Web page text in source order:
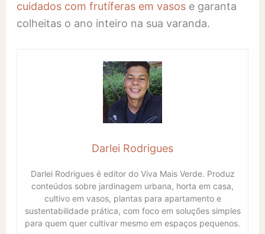
cuidados com frutíferas em vasose garanta
colheitas o ano inteiro na sua varanda.
Darlei Rodrigues
Darlei Rodrigues é editor do Viva Mais Verde. Produz
conteúdos sobre jardinagem urbana, horta em casa,
cultivo em vasos, plantas para apartamento e
sustentabilidade prática, com foco em soluções simples
para quem quer cultivar mesmo em espaços pequenos.